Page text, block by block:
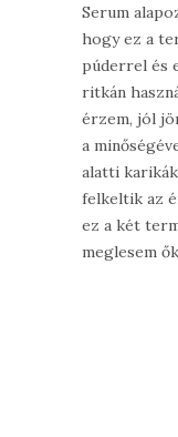
Serum
hogy ez a
púderrel és
ritkán
érzem, jól
a
alatti
felkeltik az
ez a két
meglesem